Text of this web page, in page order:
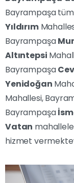
Bayrampaşa
Yıldırım
Bayrampaşa
Altıntepsi
Bayrampaşa
Yenidoğan
Mahallesi,
Bayrampaşa
Vatan
hizmet